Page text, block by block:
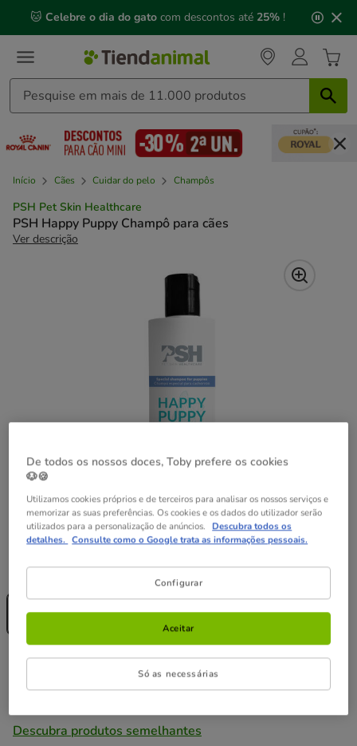
mensagem,
🐱 Celebre o dia do gato com descontos até 25% !
Início Cães Cuidar do pelo Champôs
PSH Pet Skin Healthcare
PSH Happy Puppy Champô para cães
Ver descrição
Formato:300 ml
Preço 12.49€
12.49€
Descubra produtos semelhantes
De todos os nossos doces, Toby prefere os cookies
🐶🍪
Utilizamos cookies próprios e de terceiros para analisar os nossos serviços e
memorizar as suas preferências. Os cookies e os dados do utilizador serão
utilizados para a personalização de anúncios. Descubra todos os
detalhes. Consulte como o Google trata as informações pessoais.
Configurar
Só as necessárias
Aceitar